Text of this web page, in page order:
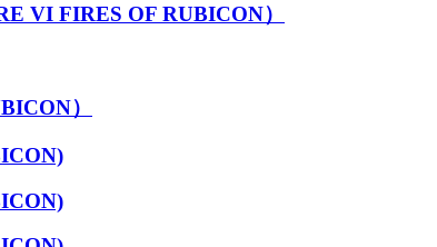
VI FIRES OF RUBICON）
）